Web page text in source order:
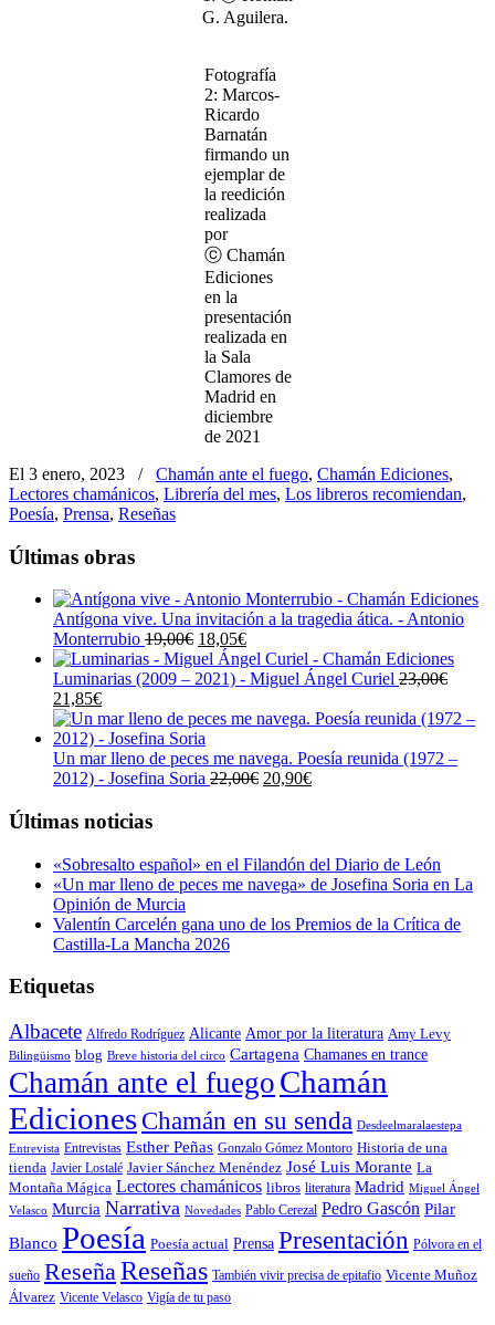
G. Aguilera.
Fotografía
2: Marcos-
Ricardo
Barnatán
firmando un
ejemplar de
la reedición
realizada
por
ⓒ Chamán
Ediciones
en la
presentación
realizada en
la Sala
Clamores de
Madrid en
diciembre
de 2021
El 3 enero, 2023
/ Chamán ante el fuego, Chamán Ediciones,
Lectores chamánicos, Librería del mes, Los libreros recomiendan,
Poesía, Prensa, Reseñas
Últimas obras
Antígona vive. Una invitación a la tragedia ática. - Antonio
Monterrubio 19,00€ El
precio
original
19,00€.
18,05€El
precio
actual
18,05€.
Luminarias (2009 – 2021) - Miguel Ángel Curiel 23,00€
El
precio
original
era:
23,00€.
21,85€El
precio
actual
es:
21,85€.
Un mar lleno de peces me navega. Poesía reunida (1972 –
2012) - Josefina Soria 22,00€ El
22,00€.
20,90€El
20,90€.
Últimas noticias
«Sobresalto español» en el Filandón del Diario de León
«Un mar lleno de peces me navega» de Josefina Soria en La
Opinión de Murcia
Valentín Carcelén gana uno de los Premios de la Crítica de
Castilla-La Mancha 2026
Etiquetas
Albacete Alfredo Rodríguez Alicante Amor por la literatura Amy Levy
Bilingüismo blog Breve historia del circo Cartagena Chamanes en trance
Chamán ante el fuego Chamán
Ediciones Chamán en su senda Desdeelmaralaestepa
Entrevista Entrevistas Esther Peñas Gonzalo Gómez Montoro Historia de una
tienda Javier Lostalé Javier Sánchez Menéndez José Luis Morante La
Montaña Mágica Lectores chamánicos libros literatura Madrid Miguel Ángel
Velasco Murcia Narrativa Novedades Pablo Cerezal Pedro Gascón Pilar
Blanco Poesía Poesía actual Prensa Presentación Pólvora en el
sueño ReseñaReseñas También vivir precisa de epitafio Vicente Muñoz
Álvarez Vicente Velasco Vigía de tu paso